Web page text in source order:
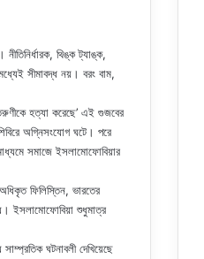
নীতিনির্ধারক, থিঙ্ক ট্যাঙ্ক,
সীমাবদ্ধ নয়। বরং বাম,
হত্যা করেছে’ এই গুজবের
অগ্নিসংযোগ ঘটে। পরে
সমাজে ইসলামোফোবিয়ার
ফিলিস্তিন, ভারতের
ইসলামোফোবিয়া শুধুমাত্র
ঘটনাবলী দেখিয়েছে